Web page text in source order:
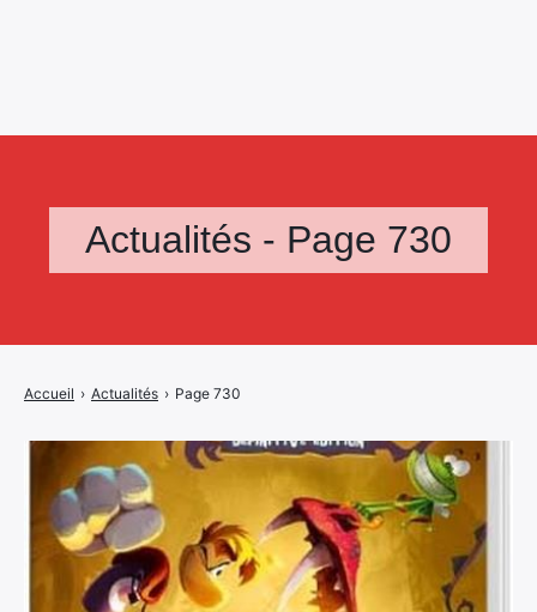
Actualités - Page 730
Accueil › Actualités › Page 730